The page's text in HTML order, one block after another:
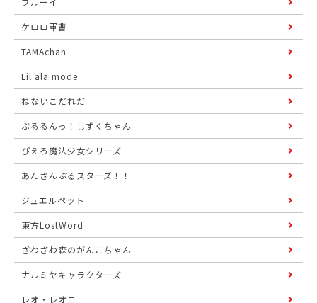
ケロロ軍曹
TAMAchan
Lil ala mode
ねないこだれだ
ぷるるんっ！しずくちゃん
ぴえろ魔法少女シリーズ
あんさんぶるスターズ！！
ジュエルペット
東方LostWord
ざわざわ森のがんこちゃん
ナルミヤキャラクターズ
レオ・レオニ